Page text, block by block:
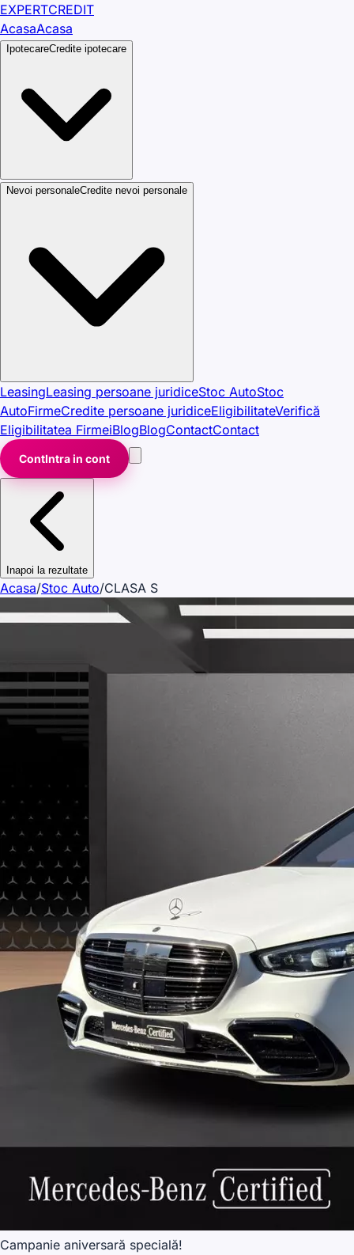
EXPERTCREDIT
AcasaAcasa
IpotecareCredite ipotecare
Nevoi personaleCredite nevoi personale
LeasingLeasing persoane juridiceStoc AutoStoc
AutoFirmeCredite persoane juridiceEligibilitateVerifică
Eligibilitatea FirmeiBlogBlogContactContact
ContIntra in cont
Inapoi la rezultate
Acasa/Stoc Auto/CLASA S
Campanie aniversară specială!